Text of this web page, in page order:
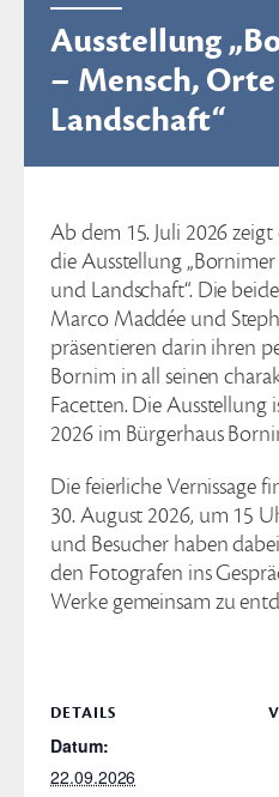
Ausstellung
– Mensch,
Landschaft“
Ab dem 15. Juli 2026
die Ausstellung
und Landschaft“. Die
Marco Maddée und
präsentieren darin ihren
Bornim in all seinen
Facetten. Die Ausstellung
2026 im Bürgerhaus
Die feierliche Vernissage
30. August 2026, um 15
und Besucher haben
den Fotografen ins
Werke gemeinsam zu
DETAILS
Datum:
22.09.2026